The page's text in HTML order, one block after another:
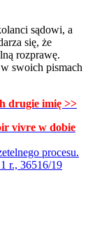
sądowi, a
się, że
rozprawę.
swoich pismach
drugie imię >>
vivre w dobie
procesu.
r., 36516/19